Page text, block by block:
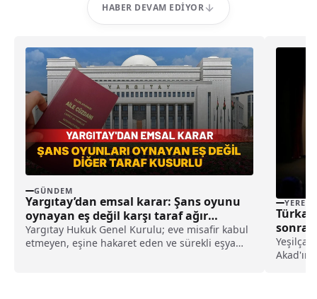
HABER DEVAM EDIYOR
GÜNDEM
Yargıtay’dan emsal karar: Şans oyunu
oynayan eş değil karşı taraf ağır
kusurlu sayıldı
Yargıtay Hukuk Genel Kurulu; eve misafir kabul
etmeyen, eşine hakaret eden ve sürekli eşya
YEREL
Türkan
sonra
araya
Akad'ın